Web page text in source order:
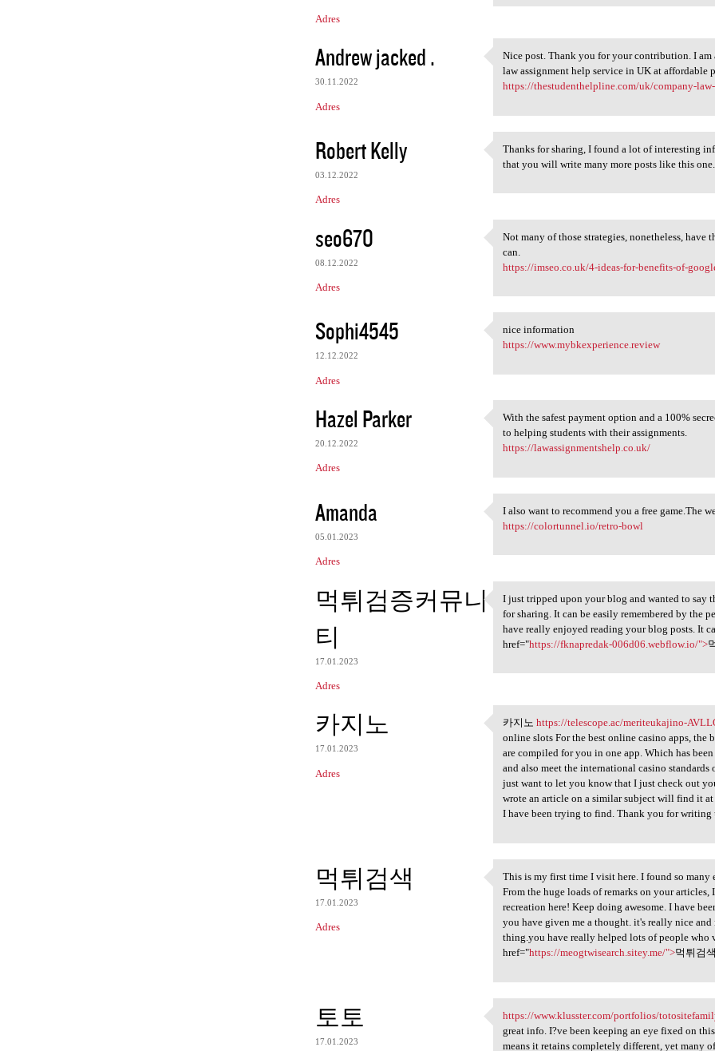
Adres
Andrew jacked .
30.11.2022
Adres
Nice post. Thank you for your
Nice post. Thank you for your contribution. I
law assignment help service in UK at
https://thestudenthelpline.com/uk/company-
Robert Kelly
03.12.2022
Adres
Thanks for sharing, I found a
Thanks for sharing, I found a lot of interesting
that you will write many more posts like this
seo670
08.12.2022
Adres
Not many of those strategies,
Not many of those strategies, nonetheless, have
can.
https://imseo.co.uk/4-ideas-for-benefits-of-
Sophi4545
12.12.2022
Adres
nice information
nice information
https://www.mybkexperience.review
Hazel Parker
20.12.2022
Adres
With the safest payment
With the safest payment option and a 100%
to helping students with their assignments.
https://lawassignmentshelp.co.uk/
Amanda
05.01.2023
Adres
I also want to recommend you
I also want to recommend you a free game.The
https://colortunnel.io/retro-bowl
먹튀검증커뮤니
티
17.01.2023
Adres
I just tripped upon your blog
I just tripped upon your blog and wanted to say
for sharing. It can be easily remembered by the
have really enjoyed reading your blog posts. It
href="https://fknapredak-006d06.webflow.io/">
카지노
17.01.2023
Adres
카지노 https://telescope.ac
카지노https://telescope.ac/meriteukajino-
online slots For the best online casino apps, the
are compiled for you in one app. Which has
and also meet the international casino
just want to let you know that I just check out
wrote an article on a similar subject will find it
I have been trying to find. Thank you for
먹튀검색
17.01.2023
Adres
This is my first time I visit
This is my first time I visit here. I found so
From the huge loads of remarks on your
recreation here! Keep doing awesome. I have
you have given me a thought. it's really nice
thing.you have really helped lots of people
href="https://meogtwisearch.sitey.me/">먹튀검
토토
17.01.2023
https://www.klusster.com
https://www.klusster.com/portfolios/
great info. I?ve been keeping an eye fixed on
means it retains completely different, yet many